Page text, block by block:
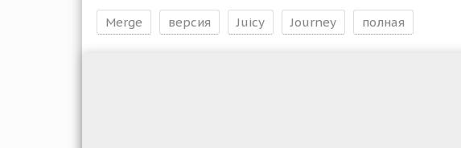
Merge версия Juicy Journey полная